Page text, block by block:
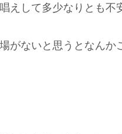
えして多少なりとも不
がないと思うとなんか